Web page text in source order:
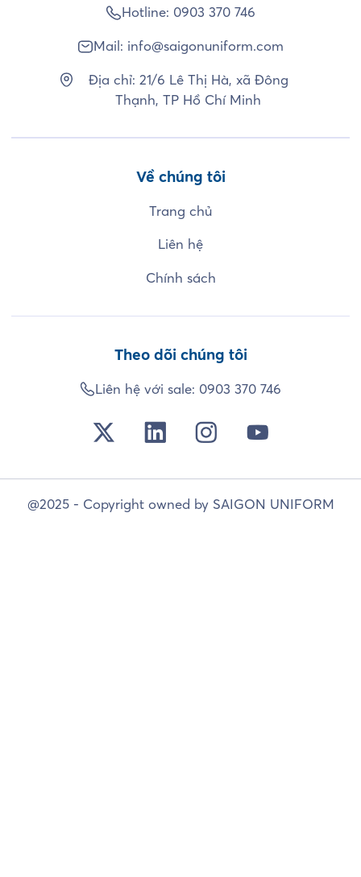
Hotline: 0903 370 746
Mail: info@saigonuniform.com
Địa chỉ: 21/6 Lê Thị Hà, xã Đông
Thạnh, TP Hồ Chí Minh
Về chúng tôi
Trang chủ
Liên hệ
Chính sách
Theo dõi chúng tôi
Liên hệ với sale: 0903 370 746
@2025 - Copyright owned by SAIGON UNIFORM